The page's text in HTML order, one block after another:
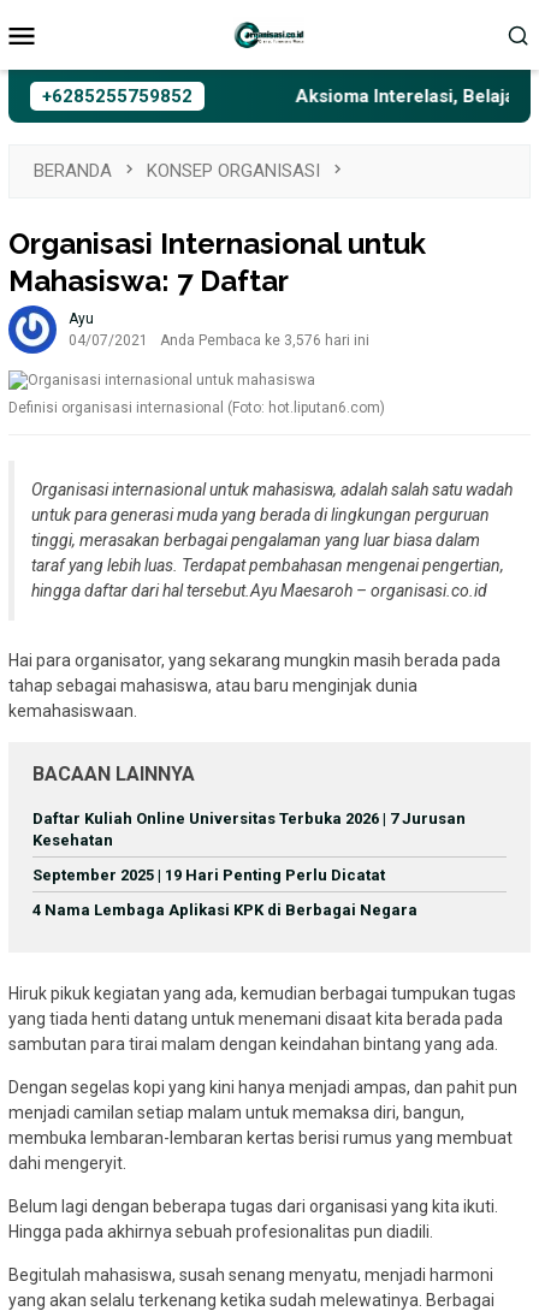
ke
Mobile
+6285255759852 Aksioma Interelasi, Belajar
BERANDA KONSEP ORGANISASI
Organisasi Internasional untuk
Mahasiswa: 7 Daftar
Ayu
04/07/2021
Anda Pembaca ke 3,576 hari ini
Definisi organisasi internasional (Foto: hot.liputan6.com)
Organisasi internasional untuk mahasiswa, adalah salah satu wadah
untuk para generasi muda yang berada di lingkungan perguruan
tinggi, merasakan berbagai pengalaman yang luar biasa dalam
taraf yang lebih luas. Terdapat pembahasan mengenai pengertian,
hingga daftar dari hal tersebut.Ayu Maesaroh – organisasi.co.id
Hai para organisator, yang sekarang mungkin masih berada pada
tahap sebagai mahasiswa, atau baru menginjak dunia
kemahasiswaan.
BACAAN LAINNYA
Daftar Kuliah Online Universitas Terbuka 2026 | 7 Jurusan
Kesehatan
September 2025 | 19 Hari Penting Perlu Dicatat
4 Nama Lembaga Aplikasi KPK di Berbagai Negara
Hiruk pikuk kegiatan yang ada, kemudian berbagai tumpukan tugas
yang tiada henti datang untuk menemani disaat kita berada pada
sambutan para tirai malam dengan keindahan bintang yang ada.
Dengan segelas kopi yang kini hanya menjadi ampas, dan pahit pun
menjadi camilan setiap malam untuk memaksa diri, bangun,
membuka lembaran-lembaran kertas berisi rumus yang membuat
dahi mengeryit.
Belum lagi dengan beberapa tugas dari organisasi yang kita ikuti.
Hingga pada akhirnya sebuah profesionalitas pun diadili.
Begitulah mahasiswa, susah senang menyatu, menjadi harmoni
yang akan selalu terkenang ketika sudah melewatinya. Berbagai